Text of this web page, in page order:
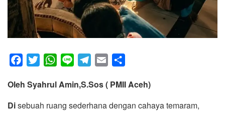
c
i
W
a
n
l
a
a
Oleh Syahrul Amin,S.Sos ( PMII Aceh)
Disebuah ruang sederhana dengan cahaya temaram,